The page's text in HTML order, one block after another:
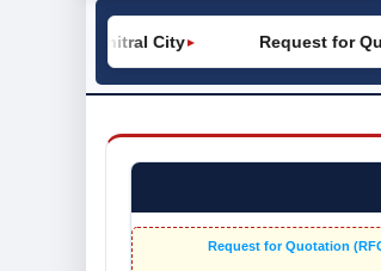
Request for
►
(W) Chitral City
Request for Quotation